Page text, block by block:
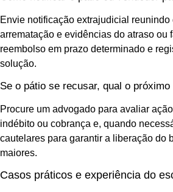
Envie notificação extrajudicial
arrematação e evidências do atraso ou
reembolso em prazo determinado e
solução.
Se o pátio se recusar, qual o próximo
Procure um advogado para avaliar
indébito ou cobrança e, quando
cautelares para garantir a liberação do
maiores.
Casos práticos e experiência do